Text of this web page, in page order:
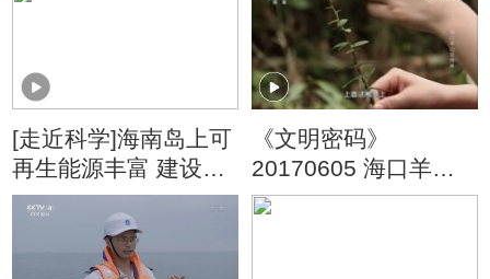
[走近科学]海南岛上可
再生能源丰富 建设绿
色电力供应系统有优
《文明密码》
20170605 海口羊山
话传承